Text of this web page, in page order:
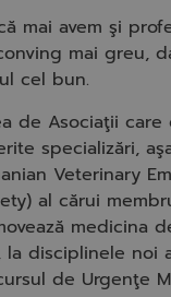
mai avem şi
mai greu,
cel bun.
de Asociaţii care
specializări,
Veterinary
al cărui
medicina
la disciplinele noi
de Urgenţe